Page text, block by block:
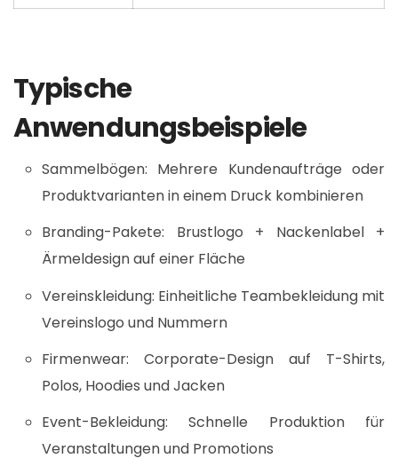
Typische
Anwendungsbeispiele
Sammelbögen: Mehrere Kundenaufträge oder
Produktvarianten in einem Druck kombinieren
Branding-Pakete: Brustlogo + Nackenlabel +
Ärmeldesign auf einer Fläche
Vereinskleidung: Einheitliche Teambekleidung mit
Vereinslogo und Nummern
Firmenwear: Corporate-Design auf T-Shirts,
Polos, Hoodies und Jacken
Event-Bekleidung: Schnelle Produktion für
Veranstaltungen und Promotions